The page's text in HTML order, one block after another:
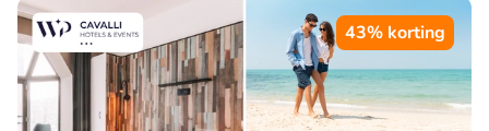
43% korting